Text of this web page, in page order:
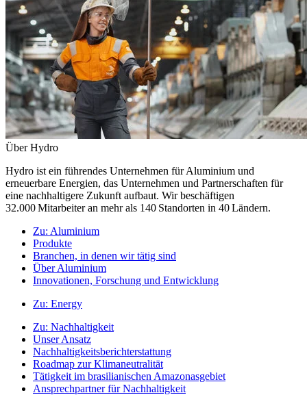
Über Hydro
Hydro ist ein führendes Unternehmen für Aluminium und
erneuerbare Energien, das Unternehmen und Partnerschaften für
eine nachhaltigere Zukunft aufbaut. Wir beschäftigen
32.000 Mitarbeiter an mehr als 140 Standorten in 40 Ländern.
Zu: Aluminium
Produkte
Branchen, in denen wir tätig sind
Über Aluminium
Innovationen, Forschung und Entwicklung
Zu: Energy
Zu: Nachhaltigkeit
Unser Ansatz
Nachhaltigkeitsberichterstattung
Roadmap zur Klimaneutralität
Tätigkeit im brasilianischen Amazonasgebiet
Ansprechpartner für Nachhaltigkeit